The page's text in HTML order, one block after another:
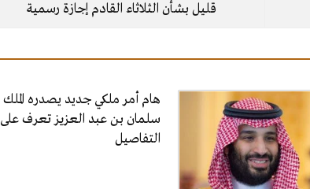
قليل بشأن الثلاثاء القادم إجازة رسمية
هام أمر ملكي جديد يصدره الملك
سلمان بن عبد العزيز تعرف على
التفاصيل